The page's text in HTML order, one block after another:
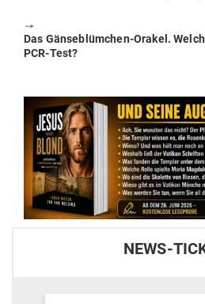
🠖
Next
post:
Das Gän­se­blümchen-Orakel.
PCR-Test?
NEWS-